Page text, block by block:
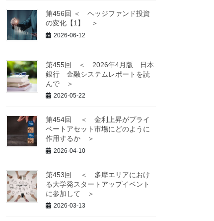
第456回 ＜ ヘッジファンド投資
の変化【1】 ＞
2026-06-12
第455回 ＜ 2026年4月版 日本
銀行 金融システムレポートを読
んで ＞
2026-05-22
第454回 ＜ 金利上昇がプライ
ベートアセット市場にどのように
作用するか ＞
2026-04-10
第453回 ＜ 多摩エリアにおけ
る大学発スタートアップイベント
に参加して ＞
2026-03-13